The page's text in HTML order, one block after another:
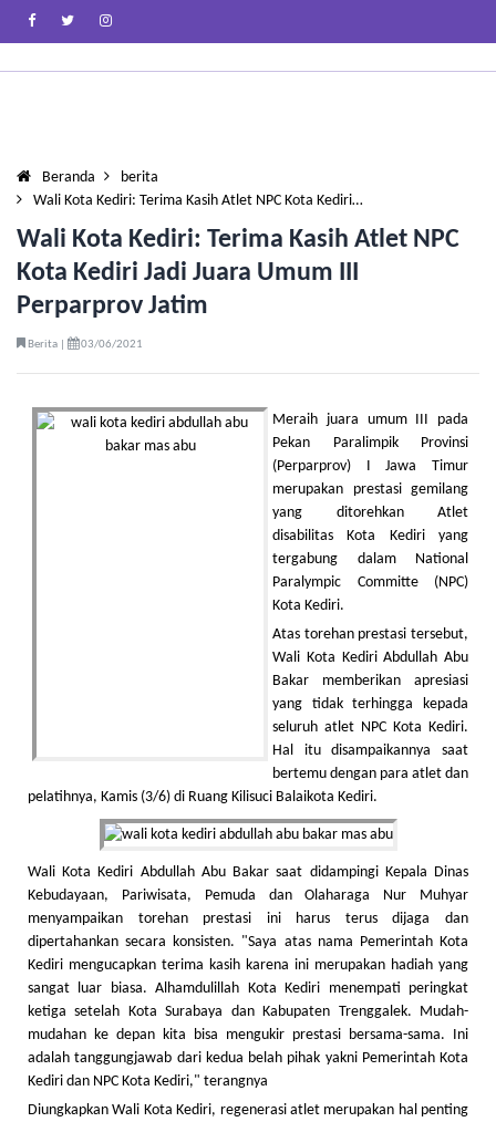
Beranda
berita
Wali Kota Kediri: Terima Kasih Atlet NPC Kota Kediri…
Wali Kota Kediri: Terima Kasih Atlet NPC
Kota Kediri Jadi Juara Umum III
Perparprov Jatim
Berita | 03/06/2021
Meraih juara umum III pada
Pekan Paralimpik Provinsi
(Perparprov) I Jawa Timur
merupakan prestasi gemilang
yang ditorehkan Atlet
disabilitas Kota Kediri yang
tergabung dalam National
Paralympic Committe (NPC)
Kota Kediri.
Atas torehan prestasi tersebut,
Wali Kota Kediri Abdullah Abu
Bakar memberikan apresiasi
yang tidak terhingga kepada
seluruh atlet NPC Kota Kediri.
Hal itu disampaikannya saat
bertemu dengan para atlet dan
pelatihnya, Kamis (3/6) di Ruang Kilisuci Balaikota Kediri.
Wali Kota Kediri Abdullah Abu Bakar saat didampingi Kepala Dinas
Kebudayaan, Pariwisata, Pemuda dan Olaharaga Nur Muhyar
menyampaikan torehan prestasi ini harus terus dijaga dan
dipertahankan secara konsisten. "Saya atas nama Pemerintah Kota
Kediri mengucapkan terima kasih karena ini merupakan hadiah yang
sangat luar biasa. Alhamdulillah Kota Kediri menempati peringkat
ketiga setelah Kota Surabaya dan Kabupaten Trenggalek. Mudah-
mudahan ke depan kita bisa mengukir prestasi bersama-sama. Ini
adalah tanggungjawab dari kedua belah pihak yakni Pemerintah Kota
Kediri dan NPC Kota Kediri," terangnya
Diungkapkan Wali Kota Kediri, regenerasi atlet merupakan hal penting